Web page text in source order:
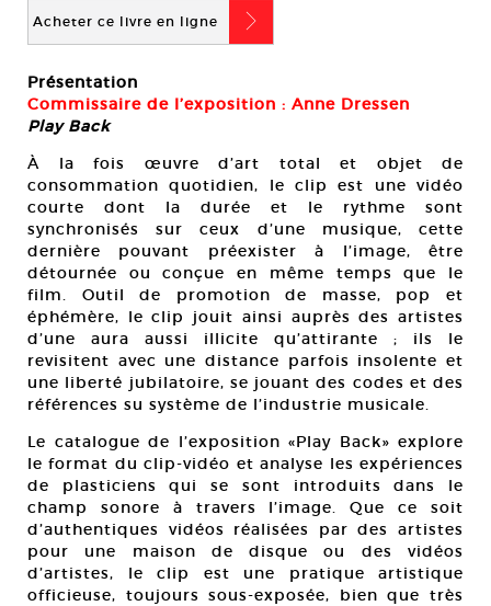
Acheter ce livre en ligne b
Présentation
Commissaire de l’exposition : Anne Dressen
Play Back
À la fois œuvre d’art total et objet de
consommation quotidien, le clip est une vidéo
courte dont la durée et le rythme sont
synchronisés sur ceux d’une musique, cette
dernière pouvant préexister à l’image, être
détournée ou conçue en même temps que le
film. Outil de promotion de masse, pop et
éphémère, le clip jouit ainsi auprès des artistes
d’une aura aussi illicite qu’attirante ; ils le
revisitent avec une distance parfois insolente et
une liberté jubilatoire, se jouant des codes et des
références su système de l’industrie musicale.
Le catalogue de l’exposition «Play Back» explore
le format du clip-vidéo et analyse les expériences
de plasticiens qui se sont introduits dans le
champ sonore à travers l’image. Que ce soit
d’authentiques vidéos réalisées par des artistes
pour une maison de disque ou des vidéos
d’artistes, le clip est une pratique artistique
officieuse, toujours sous-exposée, bien que très